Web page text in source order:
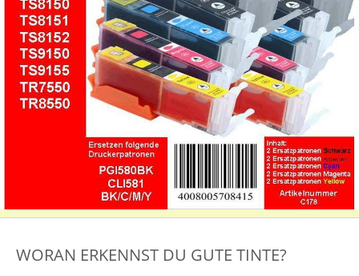
WORAN ERKENNST DU GUTE TINTE?